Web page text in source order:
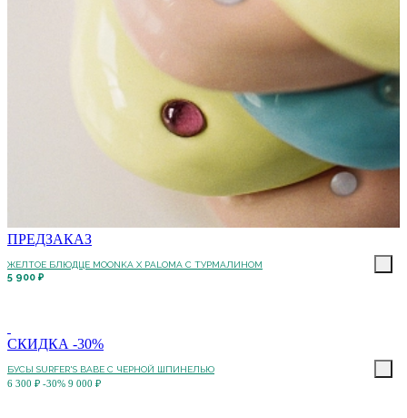
ПРЕДЗАКАЗ
ЖЕЛТОЕ БЛЮДЦЕ MOONKA X PALOMA С ТУРМАЛИНОМ
5 900 ₽
СКИДКА -30%
БУСЫ SURFER'S BABE С ЧЕРНОЙ ШПИНЕЛЬЮ
6 300 ₽ -30% 9 000 ₽